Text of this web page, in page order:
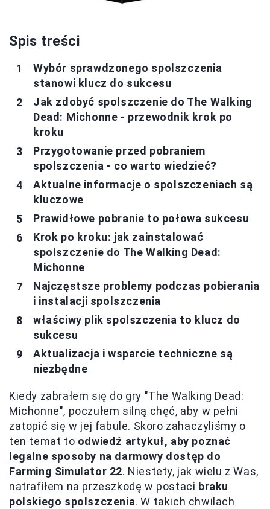
Spis treści
Wybór sprawdzonego spolszczenia
stanowi klucz do sukcesu
Jak zdobyć spolszczenie do The Walking
Dead: Michonne - przewodnik krok po
kroku
Przygotowanie przed pobraniem
spolszczenia - co warto wiedzieć?
Aktualne informacje o spolszczeniach są
kluczowe
Prawidłowe pobranie to połowa sukcesu
Krok po kroku: jak zainstalować
spolszczenie do The Walking Dead:
Michonne
Najczęstsze problemy podczas pobierania
i instalacji spolszczenia
właściwy plik spolszczenia to klucz do
sukcesu
Aktualizacja i wsparcie techniczne są
niezbędne
Kiedy zabrałem się do gry "The Walking Dead:
Michonne", poczułem silną chęć, aby w pełni
zatopić się w jej fabule. Skoro zahaczyliśmy o
ten temat to odwiedź artykuł, aby poznać
legalne sposoby na darmowy dostęp do
Farming Simulator 22. Niestety, jak wielu z Was,
natrafiłem na przeszkodę w postaci braku
polskiego spolszczenia. W takich chwilach